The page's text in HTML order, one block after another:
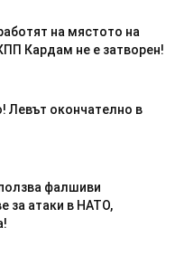
на мястото на
Кардам не е затворен!
Левът окончателно в
фалшиви
за атаки в НАТО,